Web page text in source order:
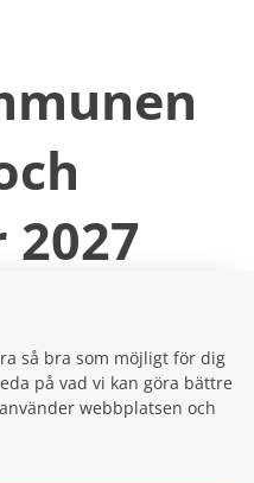
så bra som möjligt för dig
på vad vi kan göra bättre
webbplatsen och
kommunen har för
hur kommunens
– ska fördelas